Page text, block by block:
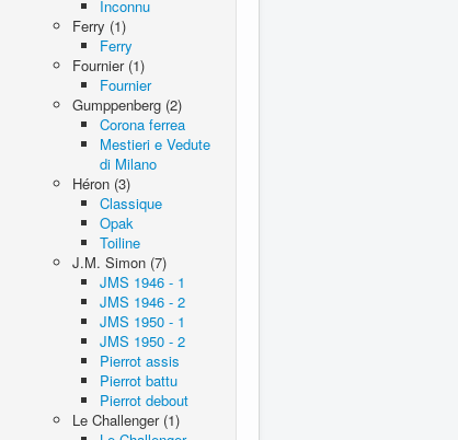
Inconnu
Ferry (1)
Ferry
Fournier (1)
Fournier
Gumppenberg (2)
Corona ferrea
Mestieri e Vedute
di Milano
Héron (3)
Classique
Opak
Toiline
J.M. Simon (7)
JMS 1946 - 1
JMS 1946 - 2
JMS 1950 - 1
JMS 1950 - 2
Pierrot assis
Pierrot battu
Pierrot debout
Le Challenger (1)